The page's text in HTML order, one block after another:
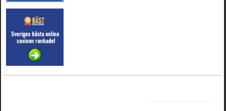
Oscar5:NÃ¥gon som vet vad man kan begÃ¤ra fÃ¶r en Honda TRX 350 FE 2005
4 februari 2025 kl. 19:20:50
Oscar5:44
4 februari 2025 kl. 19:15:36
Greger59:NÃ¤gon som vet har en Cetek 500 EFI
15 januari 2025 kl. 23:49:44
Mrhandsome:SÃÂ¶ker defekta/trasiga fyrhjulingar. Jag betalar bra och du kan nÃÂ¥